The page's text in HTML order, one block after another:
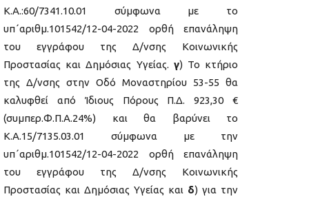
Κ.Α.:60/7341.10.01 σύμφωνα με το
υπ΄αριθμ.101542/12-04-2022 ορθή επανάληψη
του εγγράφου της Δ/νσης Κοινωνικής
Προστασίας και Δημόσιας Υγείας. γ) Το κτήριο
της Δ/νσης στην Οδό Μοναστηρίου 53-55 θα
καλυφθεί από Ίδιους Πόρους Π.Δ. 923,30 €
(συμπερ.Φ.Π.Α.24%) και θα βαρύνει το
Κ.Α.15/7135.03.01 σύμφωνα με την
υπ΄αριθμ.101542/12-04-2022 ορθή επανάληψη
του εγγράφου της Δ/νσης Κοινωνικής
Προστασίας και Δημόσιας Υγείας και δ) για την